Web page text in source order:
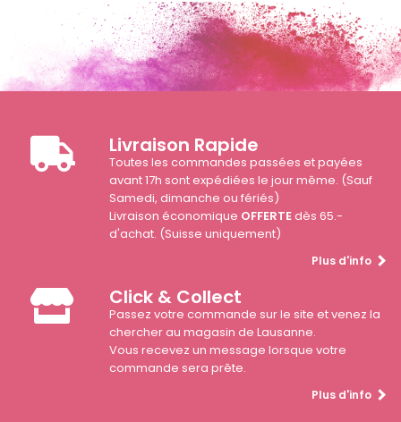
Livraison Rapide
Toutes les commandes passées et payées
avant 17h sont expédiées le jour même. (Sauf
Samedi, dimanche ou fériés)
Livraison économique OFFERTEdès 65.-
d'achat. (Suisse uniquement)
Plus d'info
Click & Collect
Passez votre commande sur le site et venez la
chercher au magasin de Lausanne.
Vous recevez un message lorsque votre
commande sera prête.
Plus d'info